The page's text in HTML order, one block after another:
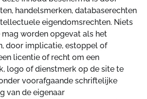
handelsmerken, databaserechten
eigendomsrechten. Niets
mag worden opgevat als het
door implicatie, estoppel of
licentie of recht om een
logo of dienstmerk op de site te
voorafgaande schriftelijke
van de eigenaar